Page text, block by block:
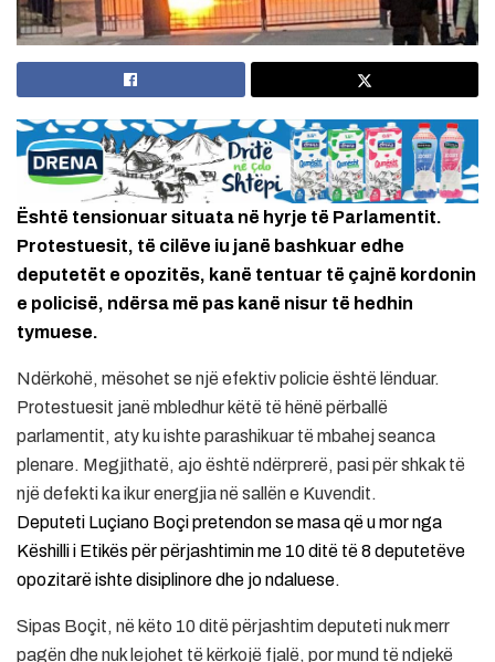
Është tensionuar situata në hyrje të Parlamentit.
Protestuesit, të cilëve iu janë bashkuar edhe
deputetët e opozitës, kanë tentuar të çajnë kordonin
e policisë, ndërsa më pas kanë nisur të hedhin
tymuese.
Ndërkohë, mësohet se një efektiv policie është lënduar.
Protestuesit janë mbledhur këtë të hënë përballë
parlamentit, aty ku ishte parashikuar të mbahej seanca
plenare. Megjithatë, ajo është ndërprerë, pasi për shkak të
një defekti ka ikur energjia në sallën e Kuvendit.
Deputeti Luçiano Boçi pretendon se masa që u mor nga
Këshilli i Etikës për përjashtimin me 10 ditë të 8 deputetëve
opozitarë ishte disiplinore dhe jo ndaluese.
Sipas Boçit, në këto 10 ditë përjashtim deputeti nuk merr
pagën dhe nuk lejohet të kërkojë fjalë, por mund të ndjekë